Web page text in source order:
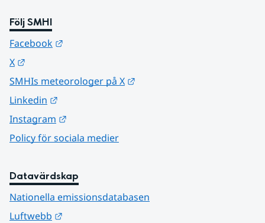
Följ SMHI
Facebook
X
SMHIs meteorologer på X
Linkedin
Instagram
Policy för sociala medier
Datavärdskap
Nationella emissionsdatabasen
Luftwebb